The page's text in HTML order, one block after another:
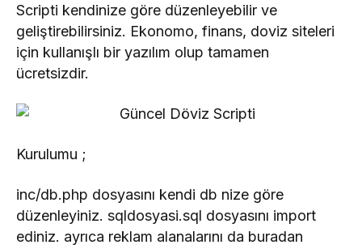
Scripti kendinize göre düzenleyebilir ve
geliştirebilirsiniz. Ekonomo, finans, doviz siteleri
için kullanışlı bir yazılım olup tamamen
ücretsizdir.
Kurulumu ;
inc/db.php dosyasını kendi db nize göre
düzenleyiniz. sqldosyasi.sql dosyasını import
ediniz. ayrıca reklam alanalarını da buradan